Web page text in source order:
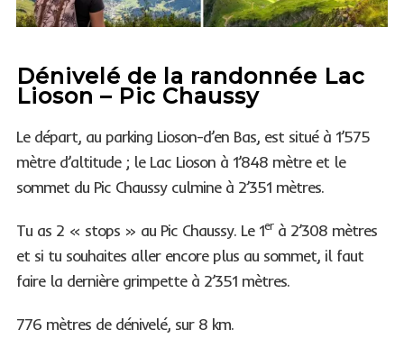
Dénivelé de la randonnée Lac
Lioson – Pic Chaussy
Le départ, au parking Lioson-d’en Bas, est situé à 1’575
mètre d’altitude ; le Lac Lioson à 1’848 mètre et le
sommet du Pic Chaussy culmine à 2’351 mètres.
Tu as 2 « stops » au Pic Chaussy. Le 1erà 2’308 mètres
et si tu souhaites aller encore plus au sommet, il faut
faire la dernière grimpette à 2’351 mètres.
776 mètres de dénivelé, sur 8 km.